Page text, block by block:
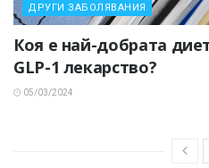
ДРУГИ ЗАБОЛЯВАНИЯ
Коя е най-добрата
GLP-1 лекарство?
05/03/2024